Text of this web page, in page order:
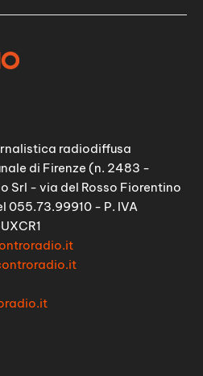
radiodiffusa
di Firenze (n. 2483 -
Srl - via del Rosso Fiorentino
055.73.99910 - P. IVA